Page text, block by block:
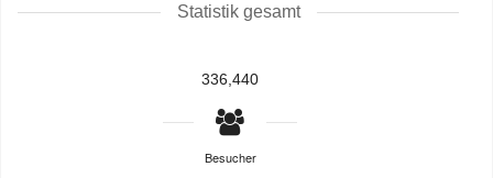
Statistik gesamt
336,440
Besucher